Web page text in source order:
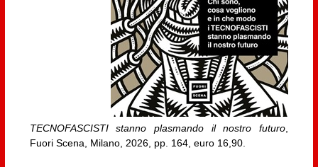
TECNOFASCISTI stanno plasmando il nostro futuro,
Fuori Scena, Milano, 2026, pp. 164, euro 16,90.